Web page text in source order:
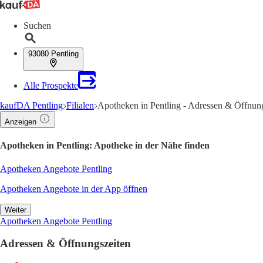
Suchen
93080 Pentling
Alle Prospekte
kaufDA Pentling Filialen Apotheken in Pentling - Adressen &
Anzeigen
Apotheken in Pentling: Apotheke in der Nähe finden
Apotheken Angebote Pentling
Apotheken Angebote in der App öffnen
Weiter
Apotheken Angebote Pentling
Adressen & Öffnungszeiten